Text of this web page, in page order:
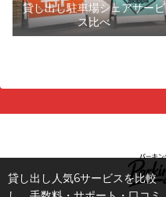
貸し出し駐車場シェアサービ
ス比べ
貸し出し人気6サービスを比較